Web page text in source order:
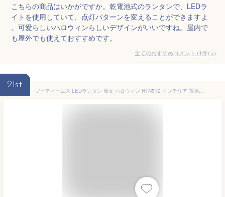
こちらの商品はいかがですか。乾電池式のランタンで、LEDラ
イトを使用していて、点灯パターンを変えることができますよ
。可愛らしいハロウィンらしいデザインがいいですね。屋内で
も屋外でも使えておすすめです。
全てのおすすめコメント (1件) >
21st
ジーティーエス LEDランタン 魔女 ハロウィン HTN512 インテリア 置物 飾り